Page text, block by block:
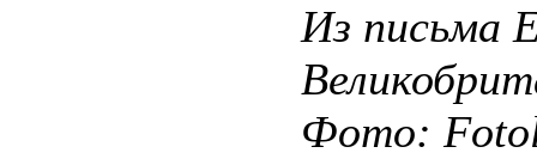
Из письма
Фото: